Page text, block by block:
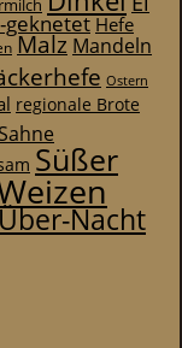
geknetet Hefe
Malz Mandeln
Ostern
regionale Brote
Sahne
Süßer
Nacht